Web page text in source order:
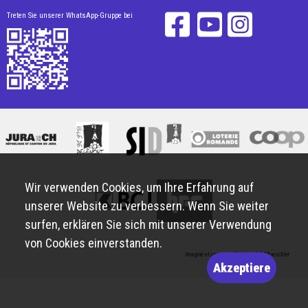
Treten Sie unserer WhatsApp-Gruppe bei
Imaginé et conçu parGiorgianni & Moeschler
Wir verwenden Cookies, um Ihre Erfahrung auf
unserer Website zu verbessern. Wenn Sie weiter
surfen, erklären Sie sich mit unserer Verwendung
von Cookies einverstanden.
Akzeptiere